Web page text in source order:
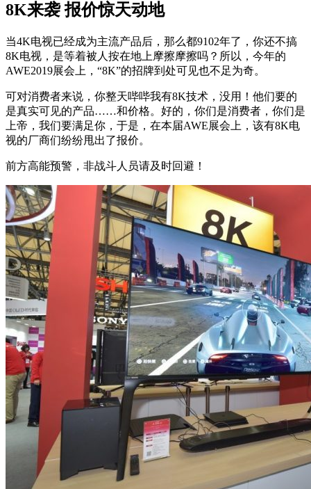
8K来袭 报价惊天动地
当4K电视已经成为主流产品后，那么都9102年了，你还不搞
8K电视，是等着被人按在地上摩擦摩擦吗？所以，今年的
AWE2019展会上，“8K”的招牌到处可见也不足为奇。
可对消费者来说，你整天哔哔我有8K技术，没用！他们要的
是真实可见的产品……和价格。好的，你们是消费者，你们是
上帝，我们要满足你，于是，在本届AWE展会上，该有8K电
视的厂商们纷纷甩出了报价。
前方高能预警，非战斗人员请及时回避！